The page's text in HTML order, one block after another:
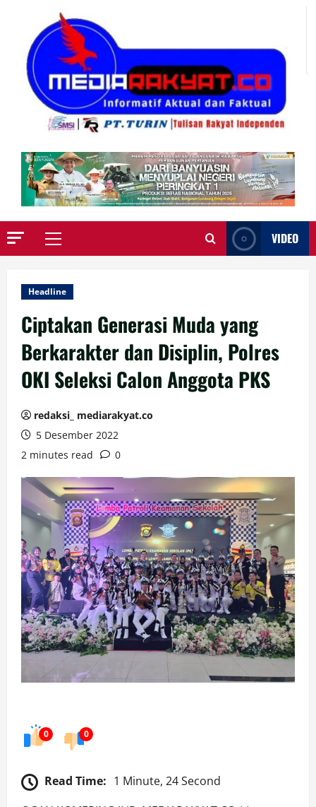
Primary
VIDEO
Headline
Ciptakan Generasi Muda yang
Berkarakter dan Disiplin, Polres
OKI Seleksi Calon Anggota PKS
redaksi_ mediarakyat.co
5 Desember 2022
2 minutes read
0
0 0
Read Time: 1 Minute, 24 Second